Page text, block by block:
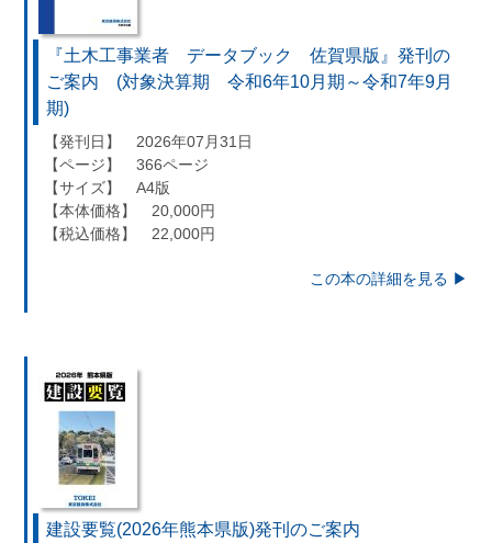
『土木工事業者 データブック 佐賀県版』発刊の
ご案内 (対象決算期 令和6年10月期～令和7年9月
期)
【発刊日】 2026年07月31日
【ページ】 366ページ
【サイズ】 A4版
【本体価格】 20,000円
【税込価格】 22,000円
この本の詳細を見る ▶︎
建設要覧(2026年熊本県版)発刊のご案内